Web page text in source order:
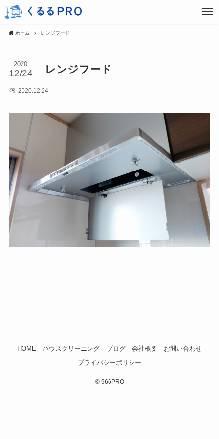
ホーム レンジフード
レンジフード
2020
12/24
2020.12.24
HOME ハウスクリーニング ブログ 会社概要
お問い合わせ
プライバシーポリシー
©966PRO